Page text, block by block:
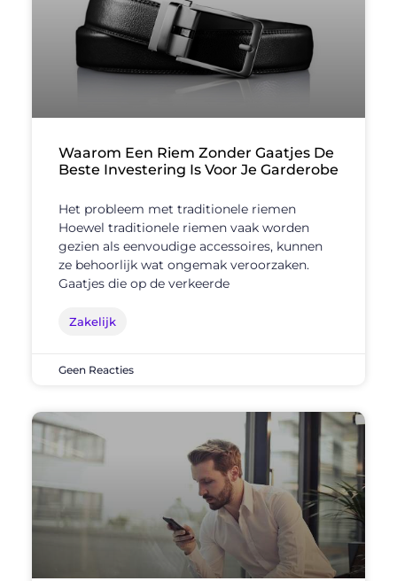
Waarom Een Riem Zonder Gaatjes De
Beste Investering Is Voor Je Garderobe
Het probleem met traditionele riemen
Hoewel traditionele riemen vaak worden
gezien als eenvoudige accessoires, kunnen
ze behoorlijk wat ongemak veroorzaken.
Gaatjes die op de verkeerde
Zakelijk
Geen Reacties